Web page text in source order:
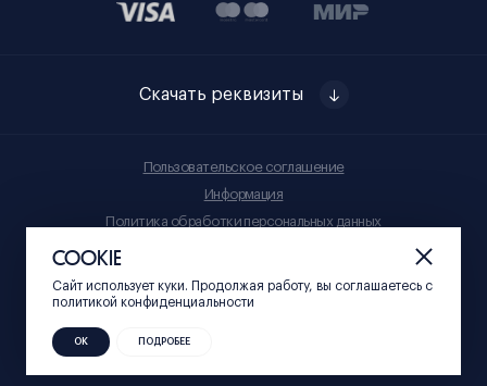
Скачать реквизиты
© Нижний 800, 2023
Пользовательское соглашение
Информация
Политика обработки персональных данных
COOKIE
Сайт использует куки. Продолжая работу, вы соглашаетесь c
политикой конфиденциальности
ОК ПОДРОБЕЕ